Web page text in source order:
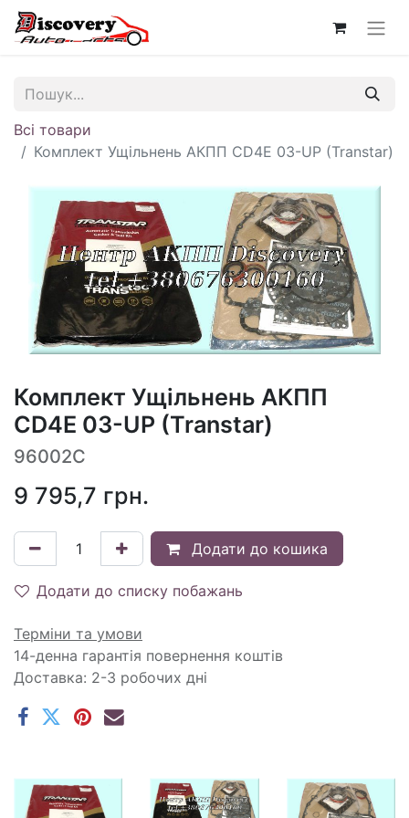
Всі товари
Комплект Ущільнень АКПП CD4E 03-UP (Transtar)
Комплект Ущільнень АКПП
CD4E 03-UP (Transtar)
96002C
9 795,7 грн.
Додати до кошика
Додати до списку побажань
Терміни та умови
14-денна гарантія повернення коштів
Доставка: 2-3 робочих дні